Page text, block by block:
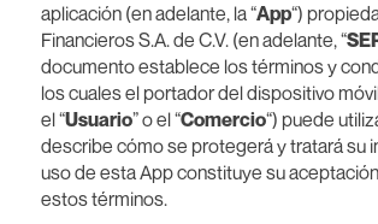
aplicación (en adelante, la “App“)
Financieros S.A. de C.V. (en adelante, “
documento establece los términos y
los cuales el portador del dispositivo
el “Usuario” o el “Comercio“) puede
describe cómo se protegerá y tratará su
uso de esta App constituye su
estos términos.